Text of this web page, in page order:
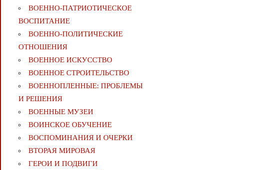
ВОЕННО-ПАТРИОТИЧЕСКОЕ
ВОСПИТАНИЕ
ВОЕННО-ПОЛИТИЧЕСКИE
ОТНОШЕНИЯ
ВОЕННОЕ ИСКУССТВО
ВОЕННОЕ СТРОИТЕЛЬСТВО
ВОЕННОПЛЕННЫЕ: ПРОБЛЕМЫ
И РЕШЕНИЯ
ВОЕННЫЕ МУЗЕИ
ВОИНСКОЕ ОБУЧЕНИЕ
ВОСПОМИНАНИЯ И ОЧЕРКИ
ВТОРАЯ МИРОВАЯ
ГЕРОИ И ПОДВИГИ